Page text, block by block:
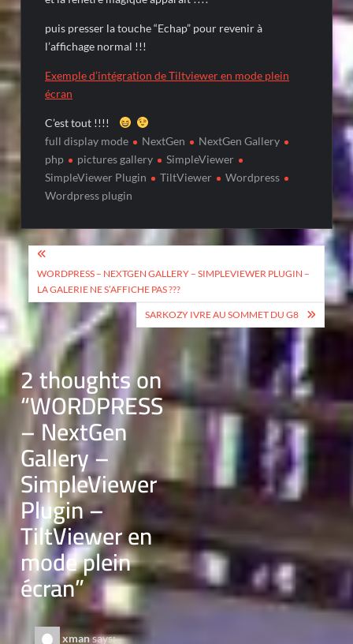
puis presser la touche “Echap” pour revenir à
l’affichage normal !!!
Exemple d’intégration de Tiltviewer en mode plein
écran
C’est tout !!!!
full display mode
NextGen
NextGen Gallery
php
pictures gallery
SimpleViewer
SimpleViewer Plugin
TiltViewer
Wordpress
Wordpress plugin
Post
navigation
WORDPRESS – NEXTGEN GALLERY – SIMPLEVIEWER PLUGIN –
LA GALERIE NE S’AFFICHE PAS ???
SARKOZY IVRE AU SOMMET DU G8
2 thoughts on
“WORDPRESS
– NextGen
Gallery –
SimpleViewer
Plugin –
TiltViewer en
mode plein
écran”
xmansays: